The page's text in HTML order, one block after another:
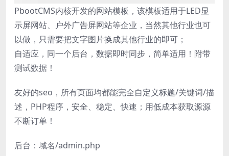
PbootCMS内核开发的网站模板，该模板适用于LED显
示屏网站、户外广告屏网站等企业，当然其他行业也可
以做，只需要把文字图片换成其他行业的即可；
自适应，同一个后台，数据即时同步，简单适用！附带
测试数据！
友好的seo，所有页面均都能完全自定义标题/关键词/描
述，PHP程序，安全、稳定、快速；用低成本获取源源
不断订单！
后台：域名/admin.php